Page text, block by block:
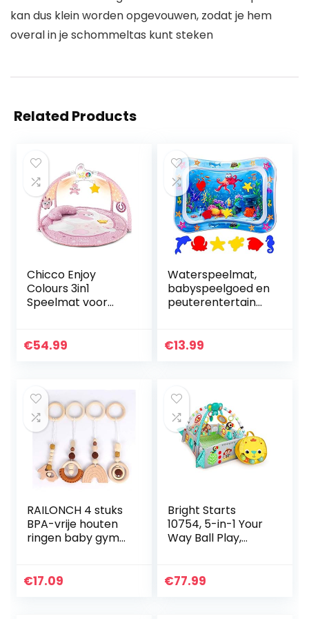
kan dus klein worden opgevouwen, zodat je hem
overal in je schommeltas kunt steken
Related Products
Chicco Enjoy
Colours 3in1
Speelmat voor
Elektronische
€54.99
Waterspeelmat,
babyspeelgoed en
peuterentertainm
ntrum, gebruikt
€13.99
RAILONCH 4 stuks
BPA-vrije houten
ringen baby gym
speelgoed baby
€17.09
Bright Starts
10754, 5-in-1 Your
Way Ball Play,
Aanpasbare
€77.99